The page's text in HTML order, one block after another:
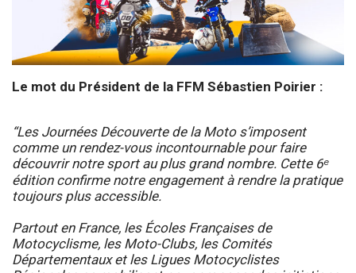
Le mot du Président de la FFM Sébastien Poirier :
“Les Journées Découverte de la Moto s’imposent
comme un rendez-vous incontournable pour faire
découvrir notre sport au plus grand nombre. Cette 6ᵉ
édition confirme notre engagement à rendre la pratique
toujours plus accessible.
Partout en France, les Écoles Françaises de
Motocyclisme, les Moto-Clubs, les Comités
Départementaux et les Ligues Motocyclistes